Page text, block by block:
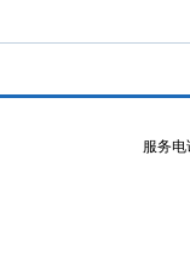
服务